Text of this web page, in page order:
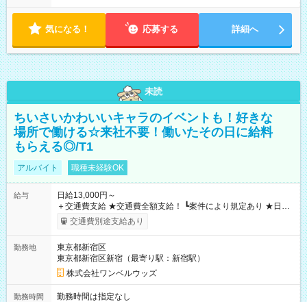
気になる！ 応募する 詳細へ
未読
ちいさいかわいいキャラのイベントも！好きな
場所で働ける☆来社不要！働いたその日に給料
もらえる◎/T1
アルバイト 職種未経験OK
給与
日給13,000円～
＋交通費支給 ★交通費全額支給！ ┗案件により規定あり ★日払
いOK！（規定あり） ┗働いたその日に現金GET♪ お仕事後はコ
ンビニATMから 日払い分を引き落とせます！ 【試用期間】試
交通費別途支給あり
勤務地
東京都新宿区
東京都新宿区新宿（最寄り駅：新宿駅）
株式会社ワンベルウッズ
勤務時間
勤務時間は指定なし